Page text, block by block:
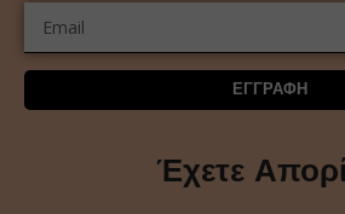
ΕΓΓΡΑΦΗ
Έχετε